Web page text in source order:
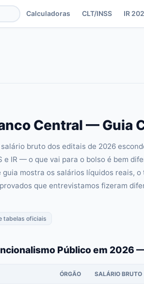
Calculadoras CLT/INSS IR
Central — Guia
bruto dos editais de 2026
e IR — o que vai para o bolso é bem
mostra os salários líquidos reais, o
que entrevistamos fizeram
tabelas oficiais
Público em 2026
ÓRGÃO SALÁRIO BRUTO